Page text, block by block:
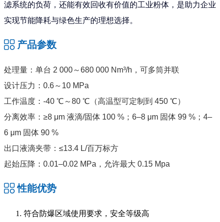
滤系统的负荷，还能有效回收有价值的工业粉体，是助力企业
实现节能降耗与绿色生产的理想选择。
产品参数
处理量：单台 2 000～680 000 Nm³/h，可多筒并联
设计压力：0.6～10 MPa
工作温度：-40 ℃～80 ℃（高温型可定制到 450 ℃）
分离效率：≥8 μm 液滴/固体 100 %；6–8 μm 固体 99 %；4–
6 μm 固体 90 %
出口液滴夹带：≤13.4 L/百万标方
起始压降：0.01–0.02 MPa，允许最大 0.15 Mpa
性能优势
符合防爆区域使用要求，安全等级高